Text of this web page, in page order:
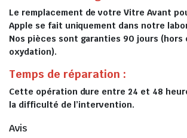
Le remplacement de votre Vitre Avant
Apple se fait uniquement dans notre
Nos pièces sont garanties 90 jours (hors
oxydation).
Temps de réparation :
Cette opération dure entre 24 et 48
la difficulté de l’intervention.
Avis